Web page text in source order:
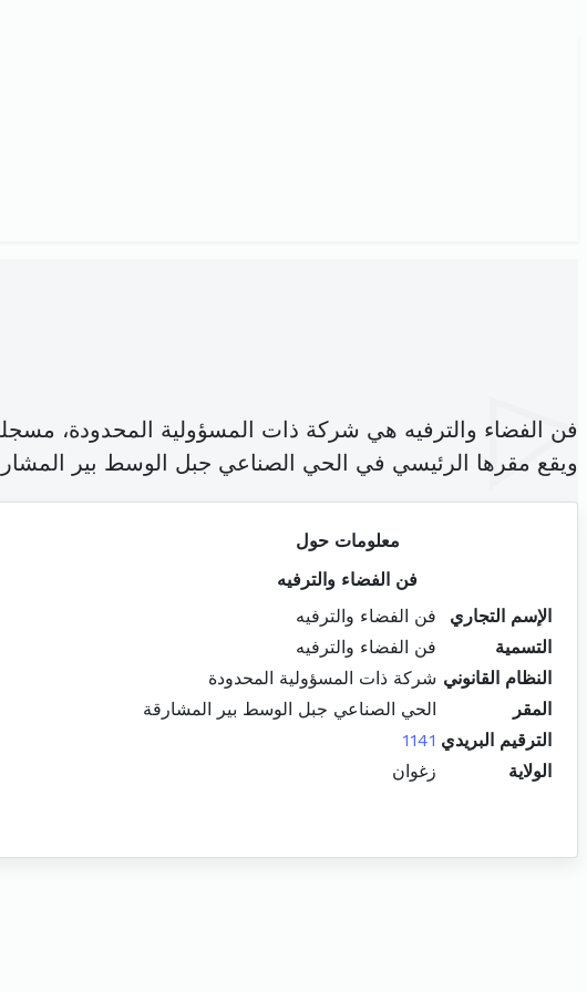
فن الفضاء والترفيه هي شركة ذات المسؤولية المحدودة،
ويقع مقرها الرئيسي في الحي الصناعي جبل الوسط بير
معلومات حول
فن الفضاء والترفيه
الإسم التجاري
فن الفضاء والترفيه
التسمية
فن الفضاء والترفيه
النظام القانوني شركة ذات المسؤولية المحدودة
المقر
الحي الصناعي جبل الوسط بير المشارقة
الترقيم البريدي 1141
الولاية
زغوان